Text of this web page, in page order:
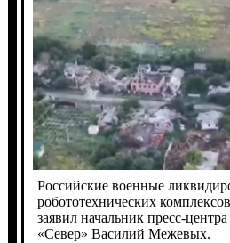
Российские военные
робототехнических
заявил начальник пресс-
«Север» Василий Межевых.